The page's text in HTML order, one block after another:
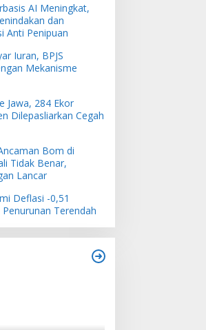
AI Meningkat,
dan
Anti Penipuan
Iuran, BPJS
Mekanisme
Jawa, 284 Ekor
Dilepasliarkan Cegah
Bom di
Tidak Benar,
Lancar
Deflasi -0,51
Terendah